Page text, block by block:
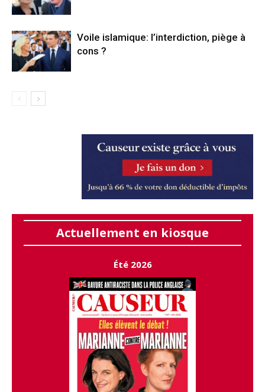
Voile islamique: l’interdiction, piège à
cons ?
Actuellement en kiosque
Été 2026